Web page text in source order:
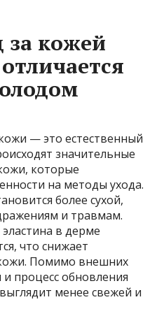
за кожей
— это естественный
значительные
которые
на методы ухода.
более сухой,
и травмам.
в дерме
что снижает
Помимо внешних
процесс обновления
менее свежей и